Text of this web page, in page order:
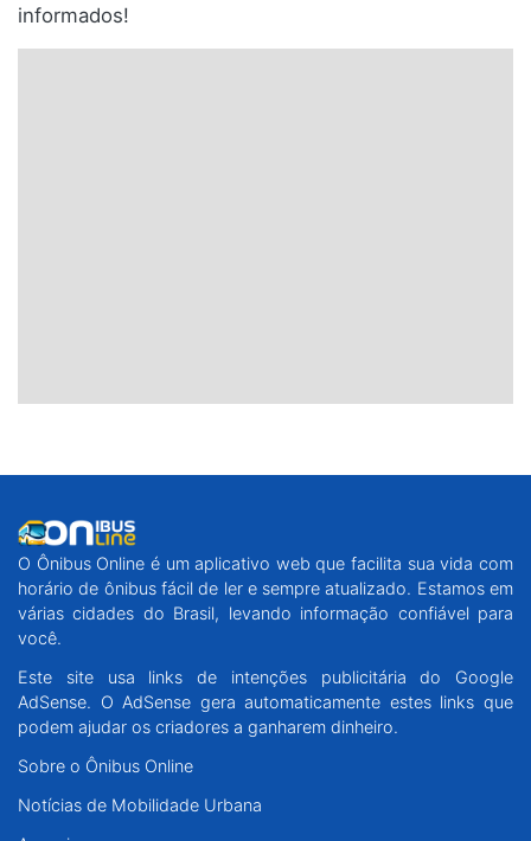
informados!
O Ônibus Online é um aplicativo web que facilita sua vida com
horário de ônibus fácil de ler e sempre atualizado. Estamos em
várias cidades do Brasil, levando informação confiável para
você.
Este site usa links de intenções publicitária do Google
AdSense. O AdSense gera automaticamente estes links que
podem ajudar os criadores a ganharem dinheiro.
Sobre o Ônibus Online
Notícias de Mobilidade Urbana